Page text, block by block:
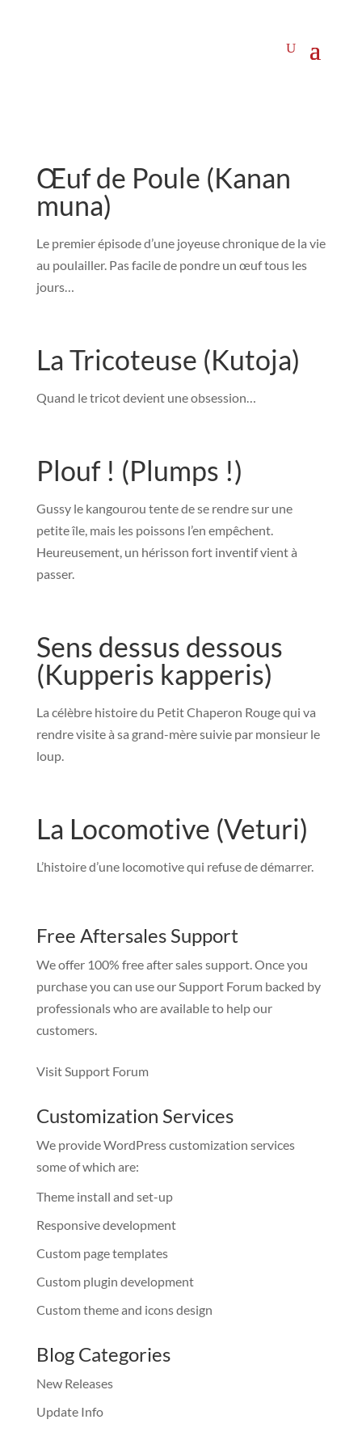
Œuf de Poule (Kanan
muna)
Le premier épisode d’une joyeuse chronique de la vie
au poulailler. Pas facile de pondre un œuf tous les
jours…
La Tricoteuse (Kutoja)
Quand le tricot devient une obsession…
Plouf ! (Plumps !)
Gussy le kangourou tente de se rendre sur une
petite île, mais les poissons l’en empêchent.
Heureusement, un hérisson fort inventif vient à
passer.
Sens dessus dessous
(Kupperis kapperis)
La célèbre histoire du Petit Chaperon Rouge qui va
rendre visite à sa grand-mère suivie par monsieur le
loup.
La Locomotive (Veturi)
L’histoire d’une locomotive qui refuse de démarrer.
Free Aftersales Support
We offer 100% free after sales support. Once you
purchase you can use ourSupport Forumbacked by
professionals who are available to help our
customers.
Visit Support Forum
Customization Services
We provide WordPress customization services
some of which are:
Theme install and set-up
Responsive development
Custom page templates
Custom plugin development
Custom theme and icons design
Blog Categories
New Releases
Update Info